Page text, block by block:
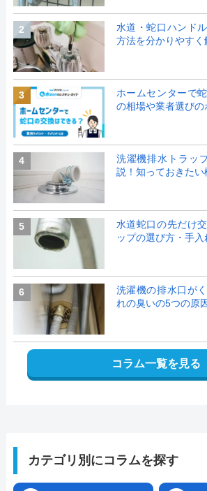
2
水道・蛇口ハンド
方法を分かりやすく
3
ホームセンターで
の相場や業者選びの
4
洗濯機排水トラッ
説！知っておきた
5
水道蛇口の先だけ
ップの選び方・手入
6
洗濯機の排水口が
れの臭いの5つの原
コラム一覧を見る
カテゴリ別にコラムを探す